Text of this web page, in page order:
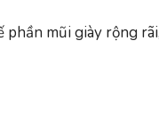
mũi giày rộng